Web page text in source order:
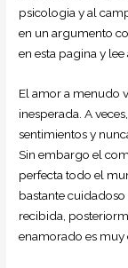
psicologia y al
en un argumento
en esta pagina y
El amor a menudo
inesperada. A
sentimientos y
Sin embargo el
perfecta todo el
bastante
recibida,
enamorado es muy